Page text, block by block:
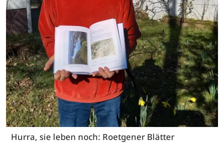
Hurra, sie leben noch: Roetgener Blätter